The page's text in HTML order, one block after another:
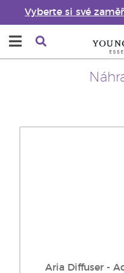
Vyberte si své
Aria Diffuser -